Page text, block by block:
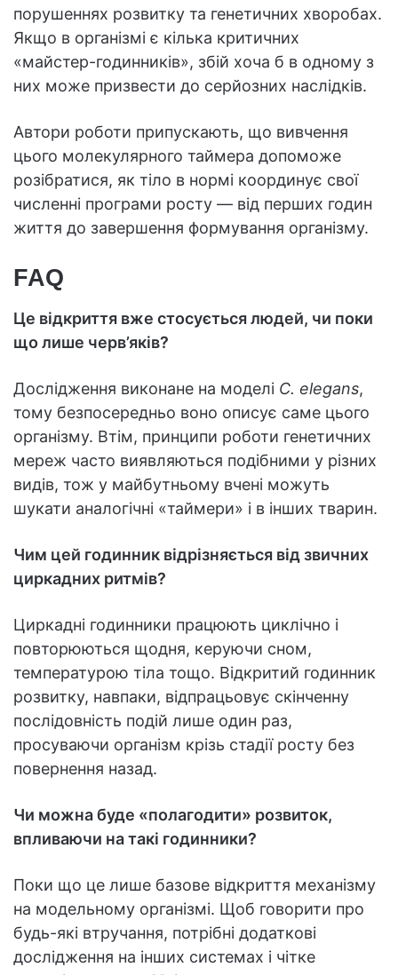
порушеннях розвитку та генетичних хворобах.
Якщо в організмі є кілька критичних
«майстер-годинників», збій хоча б в одному з
них може призвести до серйозних наслідків.
Автори роботи припускають, що вивчення
цього молекулярного таймера допоможе
розібратися, як тіло в нормі координує свої
численні програми росту — від перших годин
життя до завершення формування організму.
FAQ
Це відкриття вже стосується людей, чи поки
що лише черв’яків?
Дослідження виконане на моделі C. elegans,
тому безпосередньо воно описує саме цього
організму. Втім, принципи роботи генетичних
мереж часто виявляються подібними у різних
видів, тож у майбутньому вчені можуть
шукати аналогічні «таймери» і в інших тварин.
Чим цей годинник відрізняється від звичних
циркадних ритмів?
Циркадні годинники працюють циклічно і
повторюються щодня, керуючи сном,
температурою тіла тощо. Відкритий годинник
розвитку, навпаки, відпрацьовує скінченну
послідовність подій лише один раз,
просуваючи організм крізь стадії росту без
повернення назад.
Чи можна буде «полагодити» розвиток,
впливаючи на такі годинники?
Поки що це лише базове відкриття механізму
на модельному організмі. Щоб говорити про
будь-які втручання, потрібні додаткові
дослідження на інших системах і чітке